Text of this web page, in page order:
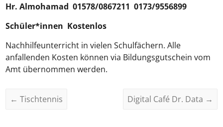
Hr.Almohamad 01578/0867211 0173/9556899
Schüler*innen Kostenlos
Nachhilfeunterricht in vielen Schulfächern. Alle
anfallenden Kosten können via Bildungsgutschein vom
Amt übernommen werden.
← Tischtennis Digital Café Dr. Data →